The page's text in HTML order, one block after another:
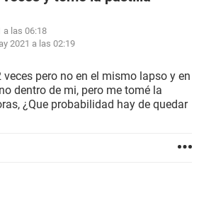
a las 06:18
2021 a las 02:19
pero no en el mismo lapso y en
dentro de mi, pero me tomé la
¿Que probabilidad hay de quedar